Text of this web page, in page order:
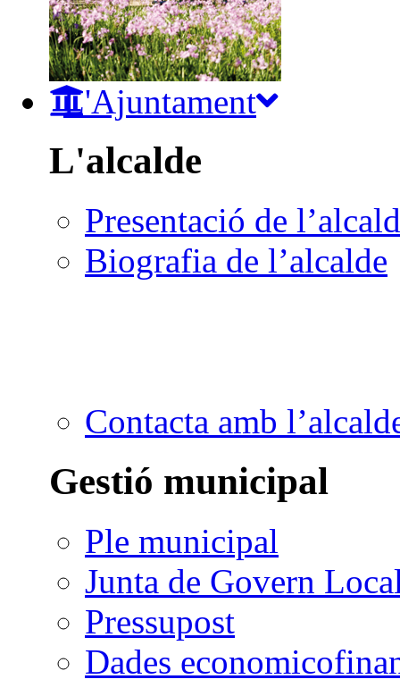
L'Ajuntament
L'alcalde
Presentació de
Biografia de l’alcalde
Contacta amb
Gestió municipal
Ple municipal
Junta de Govern
Pressupost
Dades